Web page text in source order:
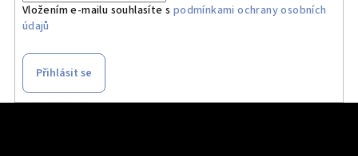
Vložením e-mailu souhlasíte s podmínkami ochrany osobních
údajů
Přihlásit se